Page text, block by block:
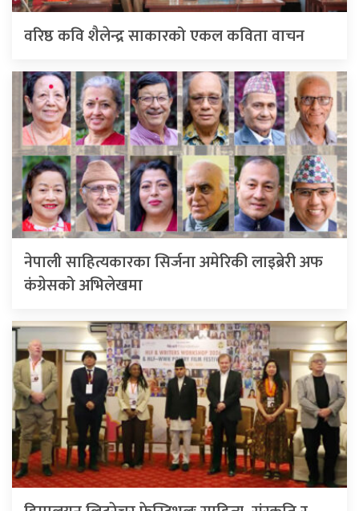
वरिष्ठ कवि शैलेन्द्र साकारको एकल कविता वाचन
नेपाली साहित्यकारका सिर्जना अमेरिकी लाइब्रेरी अफ
कंग्रेसको अभिलेखमा